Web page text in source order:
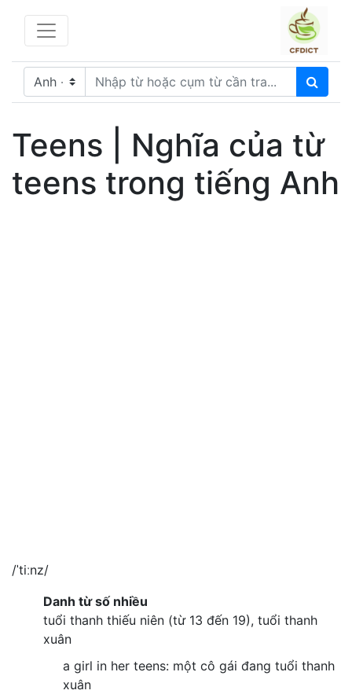
Teens | Nghĩa của từ
teens trong tiếng Anh
/ˈtiːnz/
Danh từ số nhiều
tuổi thanh thiếu niên (từ 13 đến 19), tuổi thanh
xuân
a girl in her teens: một cô gái đang tuổi thanh
xuân